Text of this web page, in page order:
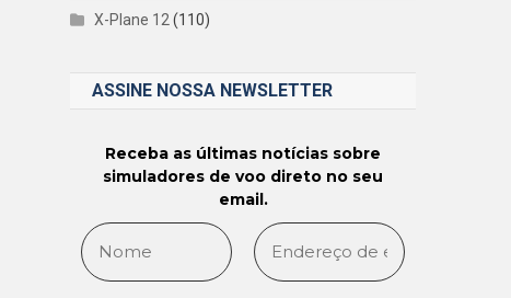
X-Plane 12 (110)
ASSINE NOSSA NEWSLETTER
Receba as últimas notícias sobre
simuladores de voo direto no seu
email.